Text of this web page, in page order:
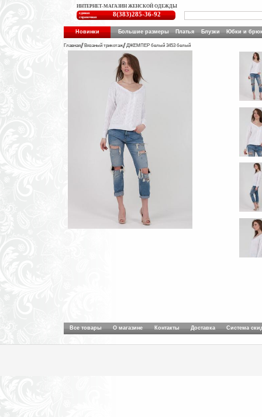
ИНТЕРНЕТ-МАГАЗИН ЖЕНСКОЙ ОДЕЖДЫ
единая
справочная
8(383)285-36-92
Новинки Большие размеры Платья Блузки Юбки и
Главная Вязаный трикотаж ДЖЕМПЕР белый 3453 белый
Все товары О магазине Контакты Доставка Система